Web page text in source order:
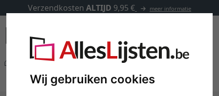
Wij gebruiken cookies
Verzendkosten ALTIJD 9,95 € meer informatie
Andere producten lijst voor puzzel
lijst voor puzzel